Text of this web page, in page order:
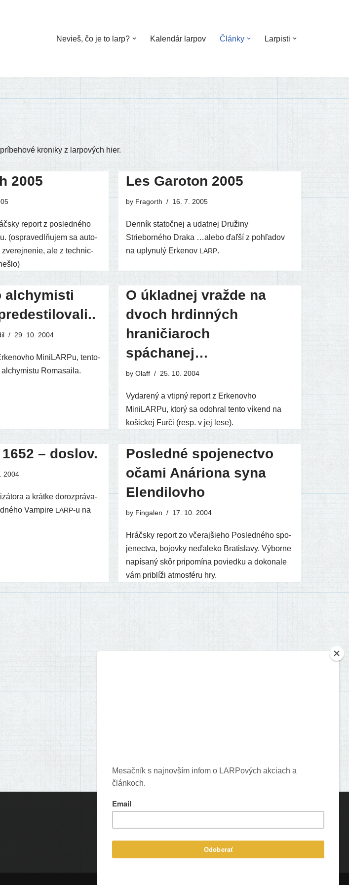
Nevieš, čo je to larp? Kalendár larpov Články Larpisti
kro­ni­ky z lar­po­vých hier.
2005
report z posled­né­ho
(ospra­vedl­ňu­jem sa auto­
zve­rej­ne­nie, ale z tech­nic­
Les Garoton 2005
by Fragorth 16. 7. 2005
Denník sta­toč­nej a udat­nej Družiny
Strieborného Draka …ale­bo ďaľ­ší z pohľa­dov
na uply­nu­lý Erkenov LARP.
alchymisti
29. 10. 2004
MiniLARPu, ten­to­
Romasaila.
O úkladnej vražde na
dvoch hrdinných
hraničiaroch
spáchanej…
by Olaff 25. 10. 2004
Vydarený a vtip­ný report z Erkenovho
MiniLARPu, kto­rý sa odo­hral ten­to víkend na
košic­kej Furči (resp. v jej lese).
– doslov.
2004
a krát­ke doroz­prá­va­
Vampire LARP‑u na
Posledné spojenectvo
očami Anáriona syna
Elendilovho
by Fingalen 17. 10. 2004
Hráčsky report zo vče­raj­šie­ho Posledného spo­
je­nec­tva, bojov­ky neďa­le­ko Bratislavy. Výborne
napí­sa­ný skôr pri­po­mí­na povied­ku a doko­na­le
vám pri­blí­ži atmo­sfé­ru hry.